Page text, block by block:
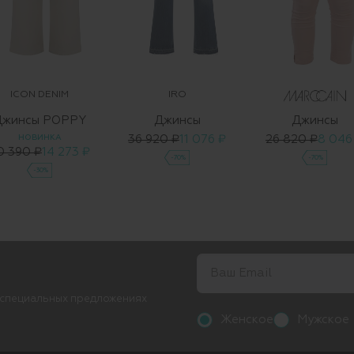
ICON DENIM
POPPY
НОВИНКА
390 ₽14 273 ₽
-30%
IRO
Джинсы
36 920 ₽11 076 ₽
-70%
Джинсы
26 820 ₽8 046
-70%